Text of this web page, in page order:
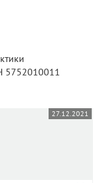
5752010011
27.12.2021